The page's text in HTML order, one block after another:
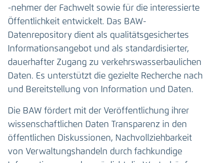
-nehmer der Fachwelt sowie für die interessierte
Öffentlichkeit entwickelt. Das BAW-
Datenrepository dient als qualitätsgesichertes
Informationsangebot und als standardisierter,
dauerhafter Zugang zu verkehrswasserbaulichen
Daten. Es unterstützt die gezielte Recherche nach
und Bereitstellung von Information und Daten.
Die BAW fördert mit der Veröffentlichung ihrer
wissenschaftlichen Daten Transparenz in den
öffentlichen Diskussionen, Nachvollziehbarkeit
von Verwaltungshandeln durch fachkundige